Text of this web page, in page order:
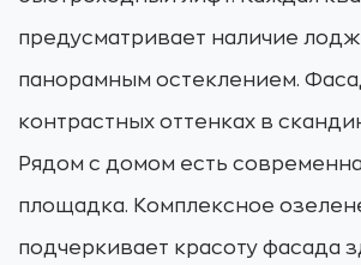
предусматривает наличие
панорамным остеклением.
контрастных оттенках в
Рядом с домом есть
площадка. Комплексное
подчеркивает красоту фасада